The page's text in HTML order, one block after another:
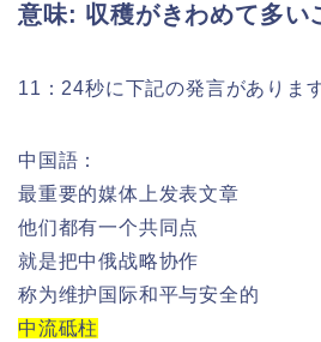
意味: 収穫がきわめて多い
11：24秒に下記の発言がありま
中国語：
最重要的媒体上发表文章
他们都有一个共同点
就是把中俄战略协作
称为维护国际和平与安全的
中流砥柱